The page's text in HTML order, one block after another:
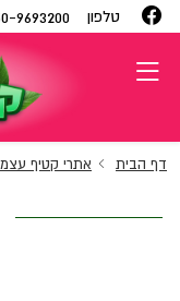
טלפון 9693200
דף הבית אתרי קטיף